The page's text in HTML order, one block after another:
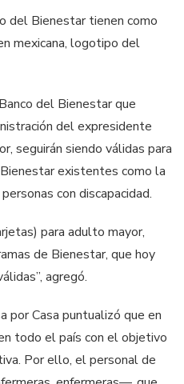
del Bienestar tienen como
mexicana, logotipo del
del Bienestar que
del expresidente
seguirán siendo válidas para
existentes como la
con discapacidad.
para adulto mayor,
de Bienestar, que hoy
agregó.
por Casa puntualizó que en
todo el país con el objetivo
Por ello, el personal de